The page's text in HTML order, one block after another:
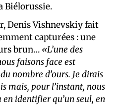
Biélorussie.
Denis Vishnevskiy fait
capturées : une
brun… «L’une des
faisons face est
nombre d’ours. Je dirais
mais, pour l’instant, nous
identifier qu’un seul, en